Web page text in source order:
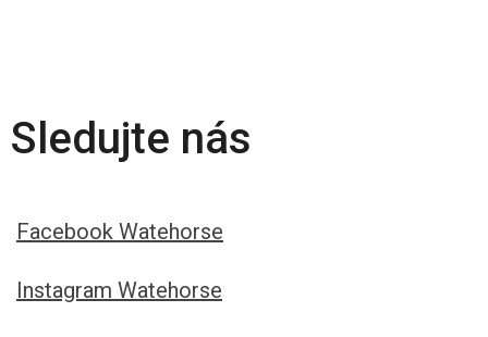
Sledujte nás
Facebook Watehorse
Instagram Watehorse